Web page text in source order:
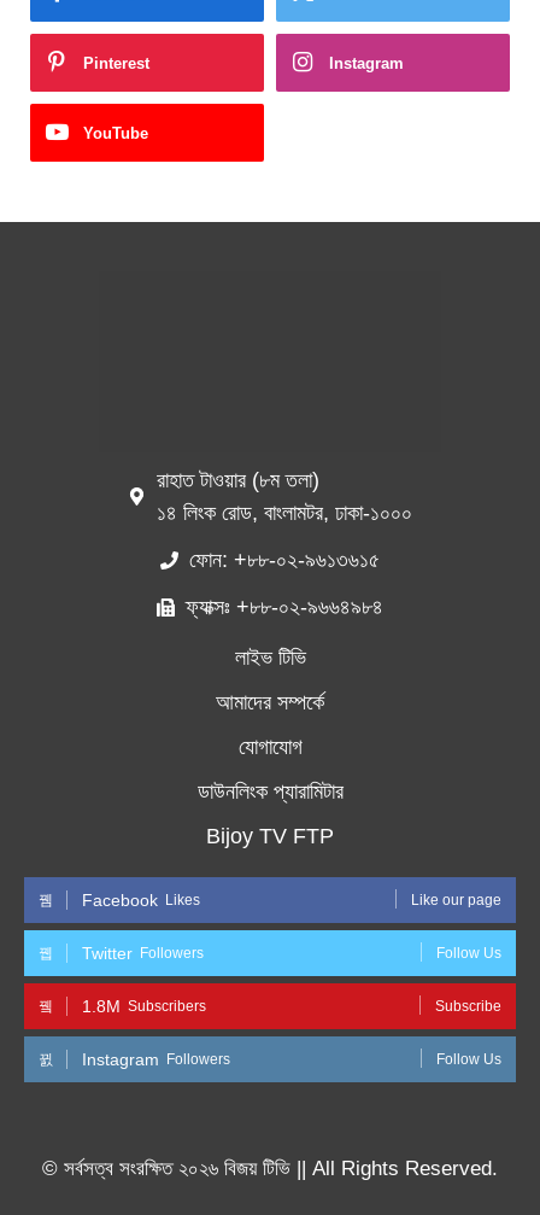
Pinterest Instagram
YouTube
রাহাত টাওয়ার (৮ম তলা)
১৪ লিংক রোড, বাংলামটর, ঢাকা-১০০০
ফোন: +৮৮-০২-৯৬১৩৬১৫
ফ্যাক্সঃ +৮৮-০২-৯৬৬৪৯৮৪
লাইভ টিভি
আমাদের সম্পর্কে
যোগাযোগ
ডাউনলিংক প্যারামিটার
Bijoy TV FTP
Facebook Likes Like our page
Twitter Followers Follow Us
1.8M Subscribers Subscribe
Instagram Followers Follow Us
© সর্বসত্ব সংরক্ষিত ২০২৬ বিজয় টিভি || All Rights Reserved.